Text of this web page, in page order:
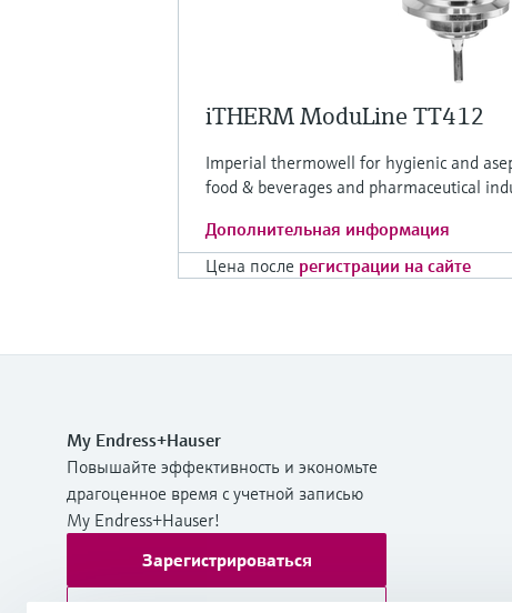
iTHERM ModuLine TT412
Imperial thermowell for hygienic and
food & beverages and pharmaceutical
Дополнительная информация
Цена после регистрации на сайте
My Endress+Hauser
Повышайте эффективность и экономьте
драгоценное время с учетной записью
My Endress+Hauser!
Зарегистрироваться